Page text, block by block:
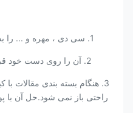
1. سی دی ، مهره و ... را بدون اثر انگشت و لکه عرق بردارید
2. آن را روی دست خود قرار دهید تا از سایش جلوگیری شود
3. هنگام بسته بندی مقالات
راحتی باز نمی شود.حل آن